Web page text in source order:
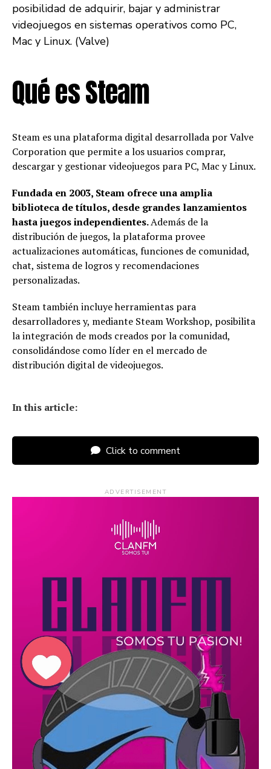
posibilidad de adquirir, bajar y administrar
videojuegos en sistemas operativos como PC,
Mac y Linux. (Valve)
Qué es Steam
Steam es una plataforma digital desarrollada por Valve
Corporation que permite a los usuarios comprar,
descargar y gestionar videojuegos para PC, Mac y Linux.
Fundada en 2003, Steam ofrece una amplia
biblioteca de títulos, desde grandes lanzamientos
hasta juegos independientes.Además de la
distribución de juegos, la plataforma provee
actualizaciones automáticas, funciones de comunidad,
chat, sistema de logros y recomendaciones
personalizadas.
Steam también incluye herramientas para
desarrolladores y, mediante Steam Workshop, posibilita
la integración de mods creados por la comunidad,
consolidándose como líder en el mercado de
distribución digital de videojuegos.
In this article:
Click to comment
ADVERTISEMENT